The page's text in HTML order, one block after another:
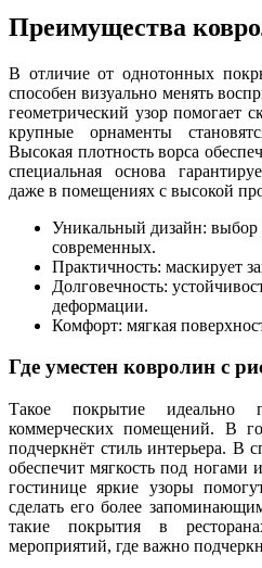
Преимущества
В отличие от однотонных
способен визуально менять
геометрический узор помогает
крупные орнаменты
Высокая плотность ворса
специальная основа
даже в помещениях с высокой
Уникальный дизайн: выбор
современных.
Практичность: маскирует
Долговечность:
деформации.
Комфорт: мягкая
Где уместен ковролин с
Такое покрытие
коммерческих помещений. В
подчеркнёт стиль интерьера. В
обеспечит мягкость под
гостинице яркие узоры
сделать его более
такие покрытия в
мероприятий, где важно